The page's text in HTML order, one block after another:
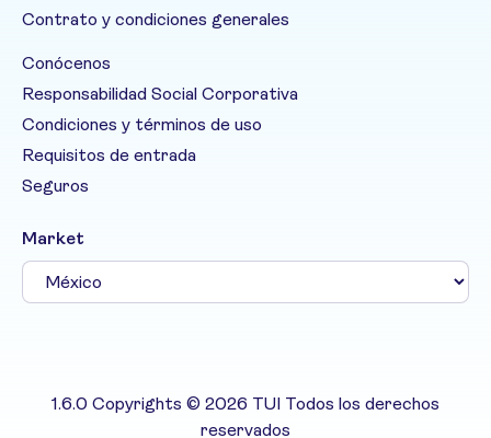
Contrato y condiciones generales
Conócenos
Responsabilidad Social Corporativa
Condiciones y términos de uso
Requisitos de entrada
Seguros
Market
1.6.0 Copyrights © 2026 TUI Todos los derechos
reservados